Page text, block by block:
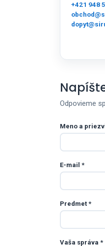
+421 948
Odpovieme
Meno a
E-mail *
Predmet *
Vaša správa *